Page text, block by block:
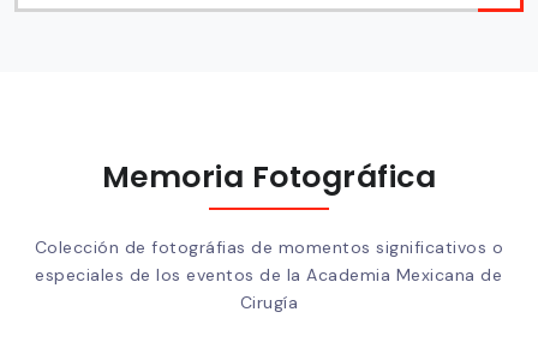
Memoria Fotográfica
Colección de fotográfias de momentos significativos o
especiales de los eventos de la Academia Mexicana de
Cirugía